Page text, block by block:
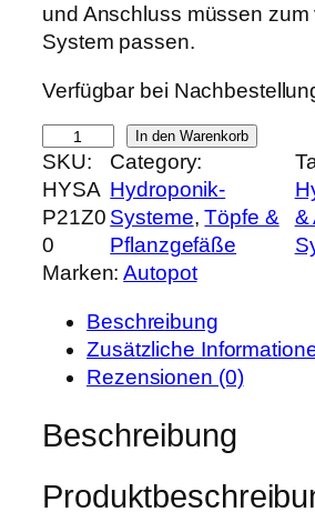
n
g
i
c
h
e
r
P
r
i
s
w
r
8
0
l
P
r
e
i
s
i
:
6
3
,
9
9
und Anschluss müssen
System passen.
Verfügbar bei
U
T
O
P
O
2
In den Warenkorb
SKU:
HYSA
P21Z0
0
Category:
Hydroponik-
Systeme, Töpfe &
Pflanzgefäße
&
Marken:Autopot
Beschreibung
Zusätzliche
Rezensionen (0)
Beschreibung